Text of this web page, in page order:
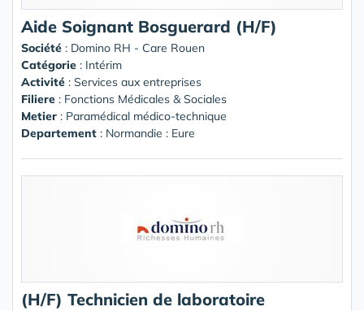
Aide Soignant Bosguerard (H/F)
Société : Domino RH - Care Rouen
Catégorie : Intérim
Activité : Services aux entreprises
Filiere : Fonctions Médicales & Sociales
Metier : Paramédical médico-technique
Departement : Normandie : Eure
(H/F) Technicien de laboratoire